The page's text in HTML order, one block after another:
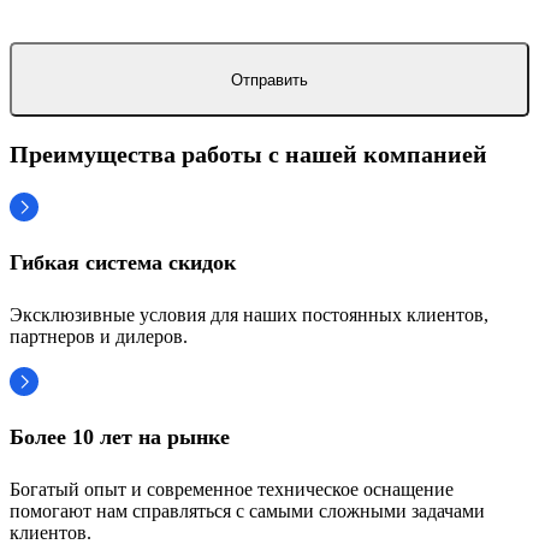
Преимущества работы с нашей компанией
Гибкая система скидок
Эксклюзивные условия для наших постоянных клиентов,
партнеров и дилеров.
Более 10 лет на рынке
Богатый опыт и современное техническое оснащение
помогают нам справляться с самыми сложными задачами
клиентов.